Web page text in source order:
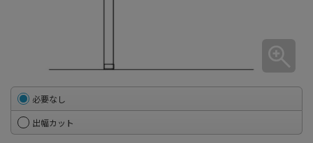
必要なし
出幅カット